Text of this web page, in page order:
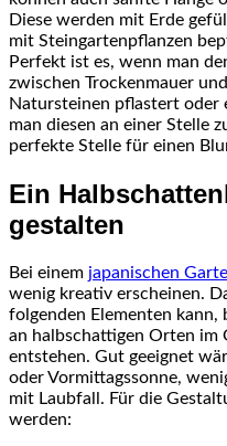
Diese werden mit Erde
mit Steingartenpflanzen
Perfekt ist es, wenn man
zwischen Trockenmauer
Natursteinen pflastert oder
man diesen an einer Stelle
perfekte Stelle für einen
Ein
gestalten
Bei einem japanischen
wenig kreativ erscheinen.
folgenden Elementen kann,
an halbschattigen Orten im
entstehen. Gut geeignet
oder Vormittagssonne,
mit Laubfall. Für die
werden: